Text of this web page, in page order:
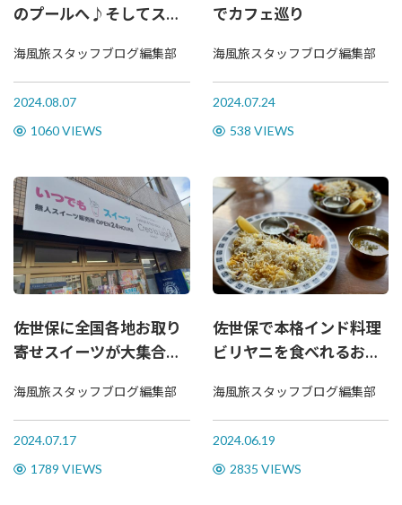
のプールへ♪そしてスイ
海風旅スタッフブログ編集部
2024.08.07
1060 VIEWS
でカフェ巡り
海風旅スタッフブログ編集部
2024.07.24
538 VIEWS
佐世保に全国各地お取り
寄せスイーツが大集合！
つでもスイーツ」に行っ
てきた！
海風旅スタッフブログ編集部
2024.07.17
1789 VIEWS
佐世保で本格インド料理
ビリヤニを食べれるお店
ってきた！
海風旅スタッフブログ編集部
2024.06.19
2835 VIEWS